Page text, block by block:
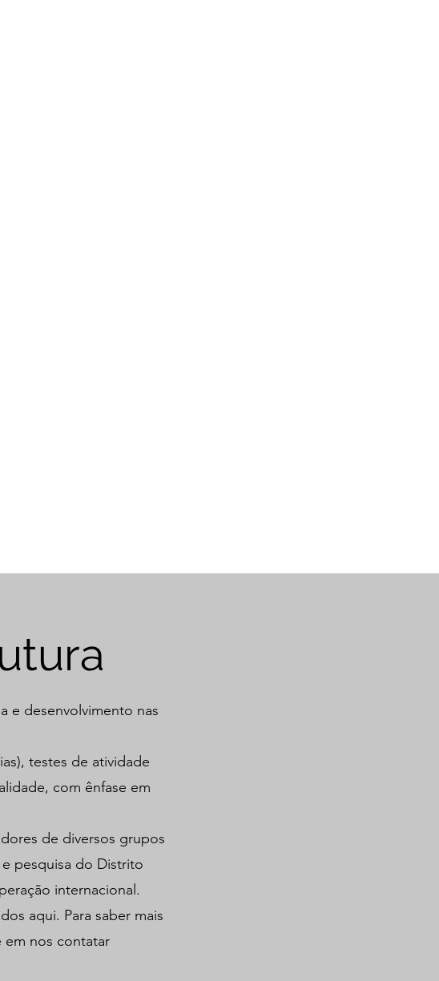
e desenvolvimento nas
testes de atividade
com ênfase em
de diversos grupos
pesquisa do Distrito
internacional.
aqui. Para saber mais
em nos contatar